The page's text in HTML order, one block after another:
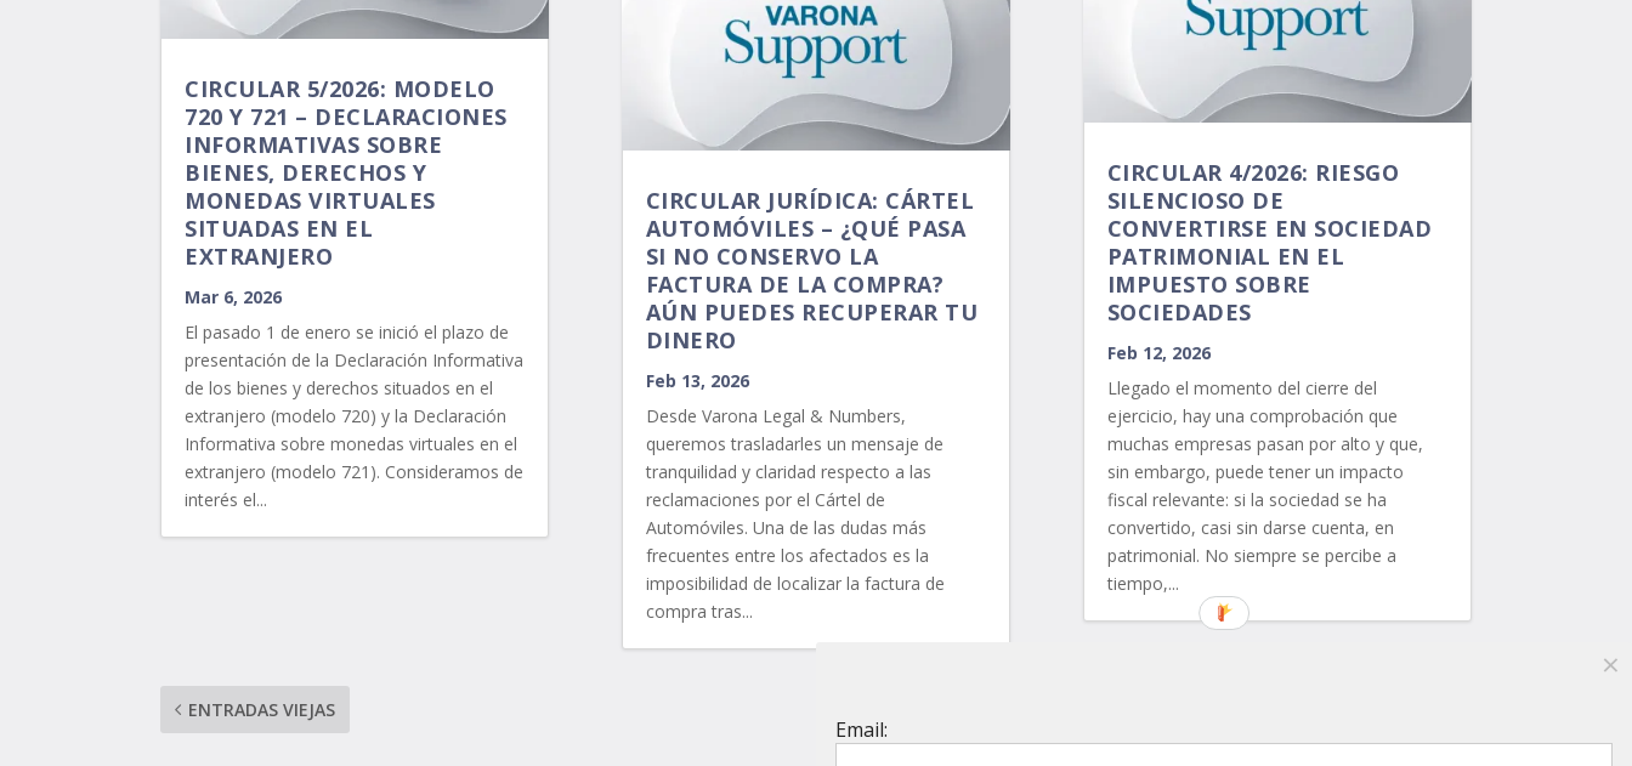
CIRCULAR 5/2026: MODELO
720 Y 721 – DECLARACIONES
INFORMATIVAS SOBRE
BIENES, DERECHOS Y
MONEDAS VIRTUALES
SITUADAS EN EL
EXTRANJERO
Mar 6, 2026
El pasado 1 de enero se inició el plazo de
presentación de la Declaración Informativa
de los bienes y derechos situados en el
extranjero (modelo 720) y la Declaración
Informativa sobre monedas virtuales en el
extranjero (modelo 721). Consideramos de
interés el...
CIRCULAR JURÍDICA: CÁRTEL
AUTOMÓVILES – ¿QUÉ PASA
SI NO CONSERVO LA
FACTURA DE LA COMPRA?
AÚN PUEDES RECUPERAR TU
DINERO
Feb 13, 2026
Desde Varona Legal & Numbers,
queremos trasladarles un mensaje de
tranquilidad y claridad respecto a las
reclamaciones por el Cártel de
Automóviles. Una de las dudas más
frecuentes entre los afectados es la
imposibilidad de localizar la factura de
compra tras...
CIRCULAR 4/2026: RIESGO
SILENCIOSO DE
CONVERTIRSE EN SOCIEDAD
PATRIMONIAL EN EL
IMPUESTO SOBRE
SOCIEDADES
Feb 12, 2026
Llegado el momento del cierre del
ejercicio, hay una comprobación que
muchas empresas pasan por alto y que,
sin embargo, puede tener un impacto
fiscal relevante: si la sociedad se ha
convertido, casi sin darse cuenta, en
patrimonial. No siempre se percibe a
tiempo,...
ENTRADAS VIEJAS
Email: